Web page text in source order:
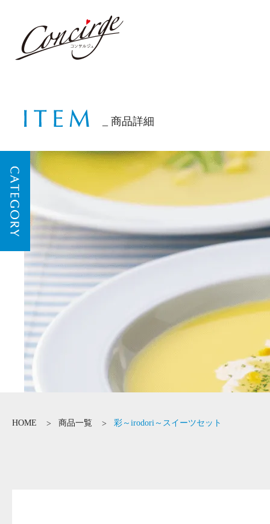
商品詳細
HOME 商品一覧 彩～irodori～スイーツセット
CATEGORY